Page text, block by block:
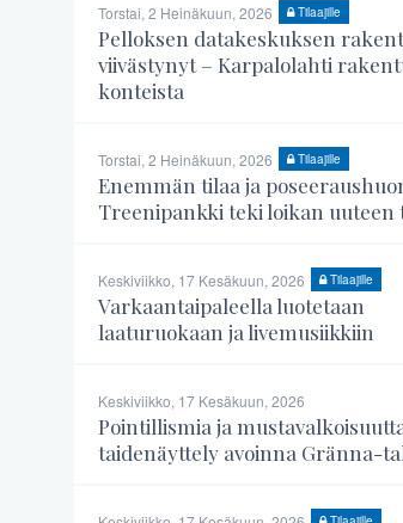
Torstai, 2 Heinäkuun, 2026 Tilaajille
Pelloksen datakeskuksen
viivästynyt – Karpalolahti
konteista
Torstai, 2 Heinäkuun, 2026 Tilaajille
Enemmän tilaa ja
Treenipankki teki loikan uuteen
Keskiviikko, 17 Kesäkuun, 2026 Tilaajille
Varkaantaipaleella luotetaan
laaturuokaan ja livemusiikkiin
Keskiviikko, 17 Kesäkuun, 2026
Pointillismia ja
taidenäyttely avoinna Gränna-